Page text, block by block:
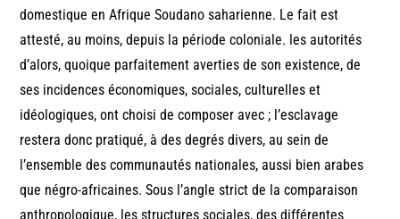
domestique en Afrique Soudano saharienne. Le fait est
attesté, au moins, depuis la période coloniale. les autorités
d’alors, quoique parfaitement averties de son existence, de
ses incidences économiques, sociales, culturelles et
idéologiques, ont choisi de composer avec ; l’esclavage
restera donc pratiqué, à des degrés divers, au sein de
l’ensemble des communautés nationales, aussi bien arabes
que négro-africaines. Sous l’angle strict de la comparaison
anthropologique, les structures sociales, des différentes